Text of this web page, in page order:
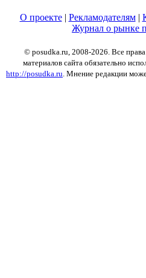
О проекте| Рекламодателям|
Журнал о рынке
© posudka.ru, 2008-2026. Все
материалов сайта обязательно
http://posudka.ru . Мнение редакции